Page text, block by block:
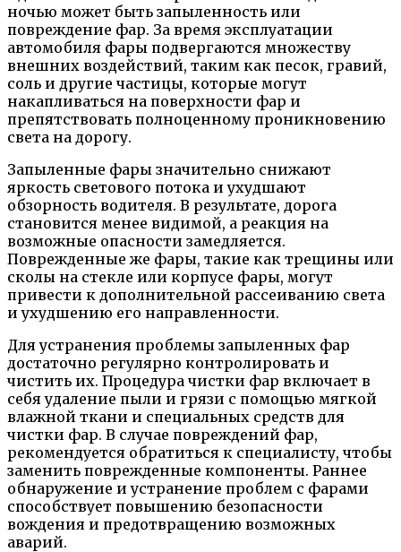
ночью может быть запыленность или
повреждение фар. За время эксплуатации
автомобиля фары подвергаются множеству
внешних воздействий, таким как песок, гравий,
соль и другие частицы, которые могут
накапливаться на поверхности фар и
препятствовать полноценному проникновению
света на дорогу.
Запыленные фары значительно снижают
яркость светового потока и ухудшают
обзорность водителя. В результате, дорога
становится менее видимой, а реакция на
возможные опасности замедляется.
Поврежденные же фары, такие как трещины или
сколы на стекле или корпусе фары, могут
привести к дополнительной рассеиванию света
и ухудшению его направленности.
Для устранения проблемы запыленных фар
достаточно регулярно контролировать и
чистить их. Процедура чистки фар включает в
себя удаление пыли и грязи с помощью мягкой
влажной ткани и специальных средств для
чистки фар. В случае повреждений фар,
рекомендуется обратиться к специалисту, чтобы
заменить поврежденные компоненты. Раннее
обнаружение и устранение проблем с фарами
способствует повышению безопасности
вождения и предотвращению возможных
аварий.